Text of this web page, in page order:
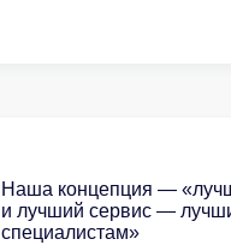
Наша концепция —
и лучший сервис —
специалистам»